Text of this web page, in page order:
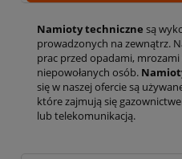
Namioty techniczne są
prowadzonych na zewnątrz.
prac przed opadami,
niepowołanych osób.
się w naszej ofercie są
które zajmują się
lub telekomunikacją.